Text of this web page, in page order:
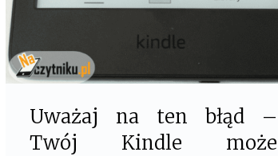
Uważaj na ten błąd –
Twój Kindle może